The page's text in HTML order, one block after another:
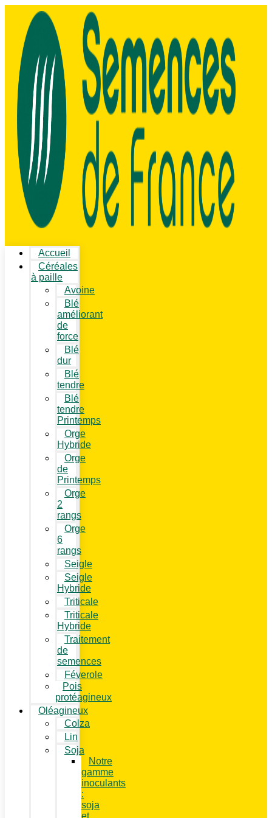
Accueil
Céréales
à paille
Avoine
Blé
améliorant
de
force
Blé
dur
Blé
tendre
Blé
tendre
Printemps
Orge
Hybride
Orge
de
Printemps
Orge
2
rangs
Orge
6
rangs
Seigle
Seigle
Hybride
Triticale
Triticale
Hybride
Traitement
de
semences
Féverole
Pois
protéagineux
Oléagineux
Colza
Lin
Soja
Notre
gamme
inoculants
:
soja
et